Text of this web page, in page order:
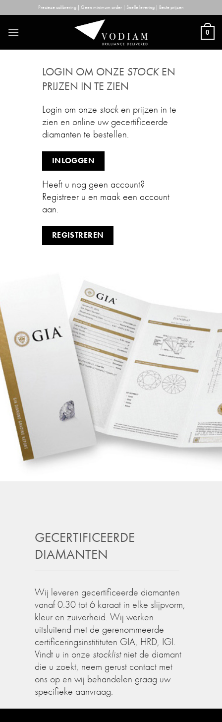
to
content
Precieze calibrering | Geen minimum order | Snelle levering | Beste prijzen
0
LOGIN OM ONZE STOCKEN
PRIJZEN IN TE ZIEN
Login om onze stock en prijzen in te
zien en online uw gecertificeerde
diamanten te bestellen.
INLOGGEN
Heeft u nog geen account?
Registreer u en maak een account
aan.
REGISTREREN
GECERTIFICEERDE
DIAMANTEN
Wij leveren gecertificeerde diamanten
vanaf 0.30 tot 6 karaat in elke slijpvorm,
kleur en zuiverheid. Wij werken
uitsluitend met de gerenommeerde
certificeringsinstitituten GIA, HRD, IGI.
Vindt u in onze stocklistniet de diamant
die u zoekt, neem gerust contact met
ons op en wij behandelen graag uw
specifieke aanvraag.